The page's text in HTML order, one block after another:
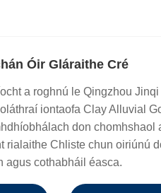
Óir Gláraithe Cré
a roghnú le Qingzhou
iontaofa Clay Alluvial
don
rialaithe Chliste chun oiriúnú
agus cothabháil éasca.